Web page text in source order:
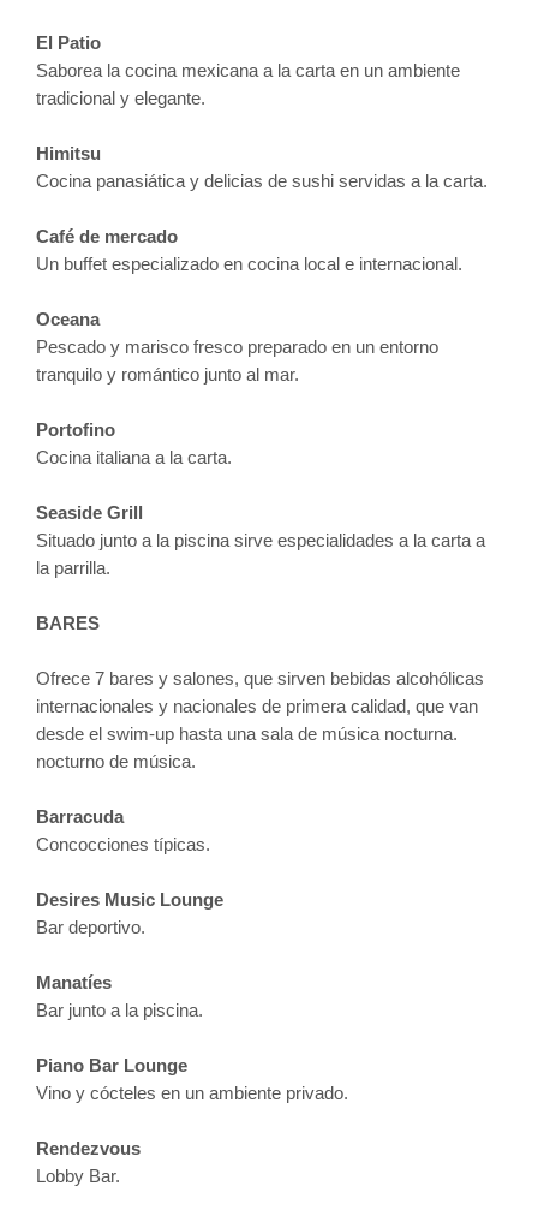
El Patio
Saborea la cocina mexicana a la carta en un ambiente
tradicional y elegante.
Himitsu
Cocina panasiática y delicias de sushi servidas a la carta.
Café de mercado
Un buffet especializado en cocina local e internacional.
Oceana
Pescado y marisco fresco preparado en un entorno
tranquilo y romántico junto al mar.
Portofino
Cocina italiana a la carta.
Seaside Grill
Situado junto a la piscina sirve especialidades a la carta a
la parrilla.
BARES
Ofrece 7 bares y salones, que sirven bebidas alcohólicas
internacionales y nacionales de primera calidad, que van
desde el swim-up hasta una sala de música nocturna.
nocturno de música.
Barracuda
Concocciones típicas.
Desires Music Lounge
Bar deportivo.
Manatíes
Bar junto a la piscina.
Piano Bar Lounge
Vino y cócteles en un ambiente privado.
Rendezvous
Lobby Bar.